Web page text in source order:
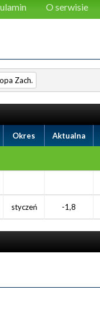
O serwisie
Zach.
Okres Aktualna
styczeń -1,8